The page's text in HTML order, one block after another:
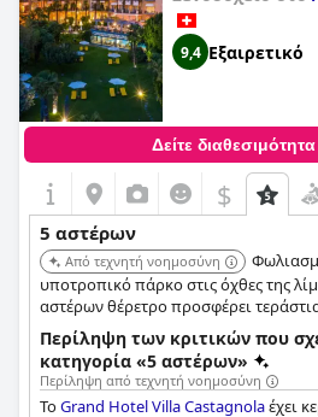
συστήνουν ανεπιφύλακτα το
υπέροχη επιλογή για μια πολυτελή
9,4 Εξαιρετικό
Δείτε διαθεσιμότητα
$
5 αστέρων
Από τεχνητή νοημοσύνη
υποτροπικό πάρκο στις όχθες της
αστέρων θέρετρο προσφέρει
μιας ευγενούς ρωσικής οικογένειας,
παρέχει μια ήρεμη ατμόσφαιρα με
Το ξενοδοχείο διαθέτει εστιατόριο
Michelin και εκπληκτική θέα στο
Περίληψη των κριτικών που
κατηγορία «5 αστέρων»
Περίληψη από τεχνητή νοημοσύνη
ΤοGrand Hotel Villa Castagnolaέχει